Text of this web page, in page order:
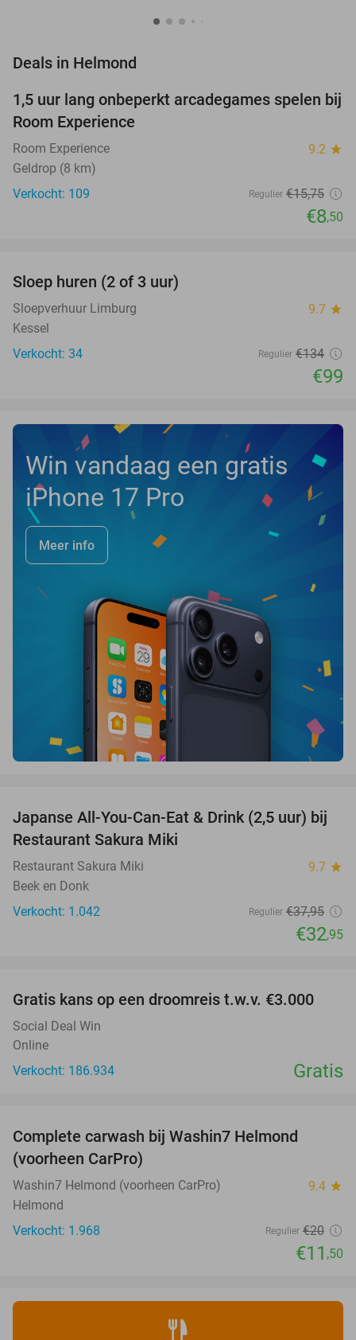
Deals in Helmond
46%
1,5 uur lang onbeperkt arcadegames spelen bij
Room Experience
Room Experience 9.2 star
Geldrop (8 km)
Verkocht: 109
Regulier €15,75
€8,50
NEW
TODAY
Sloep huren (2 of 3 uur)
Sloepverhuur Limburg 9.7 star
Kessel
Verkocht: 34
Regulier €134
€99
Win vandaag een gratis
iPhone 17 Pro
Meer info
13%
Japanse All-You-Can-Eat & Drink (2,5 uur) bij
Restaurant Sakura Miki
Restaurant Sakura Miki 9.7 star
Beek en Donk
Verkocht: 1.042
Regulier €37,95
€32,95
Gratis kans op een droomreis t.w.v. €3.000
Social Deal Win
Online
Verkocht: 186.934
Gratis
Complete carwash bij Washin7 Helmond
(voorheen CarPro)
Washin7 Helmond (voorheen CarPro) 9.4 star
Helmond
Verkocht: 1.968
Regulier €20
€11 ,50